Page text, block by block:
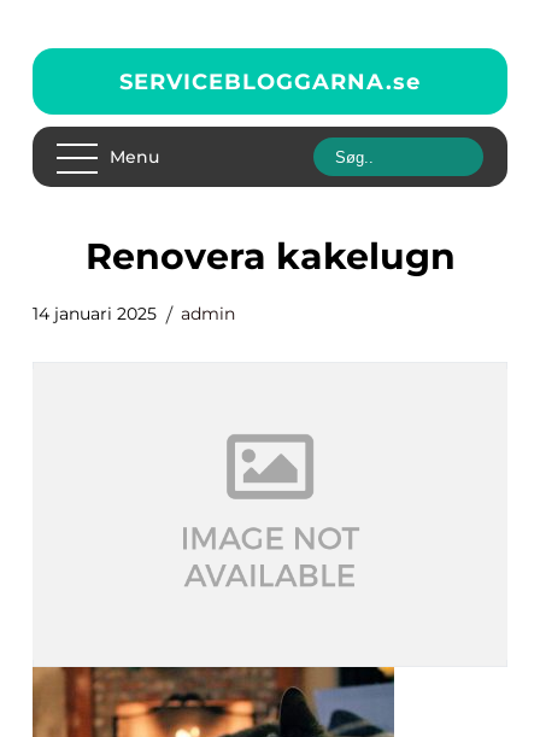
SERVICEBLOGGARNA.se
Menu
renovera kakelugn
14 januari 2025 admin